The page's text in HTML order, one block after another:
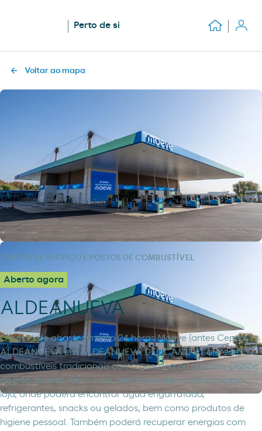
Perto de si
Voltar ao mapa
POSTOS DE SERVIÇO E POSTOS DE COMBUSTÍVEL
Aberto agora
ALDEANUEVA
O posto de abastecimento 24 horas Moeve (antes Cepsa)
ALDEANUEVA em ALDEANUEVA DEL CAMINO, oferece
combustíveis tradicionais como gasolina ou gasóleo. Dispõe
de pão quente. Além disso, tem à sua disposição a nossa
loja, onde poderá encontrar água engarrafada,
refrigerantes, snacks ou gelados, bem como produtos de
higiene pessoal. Também poderá recuperar energias com